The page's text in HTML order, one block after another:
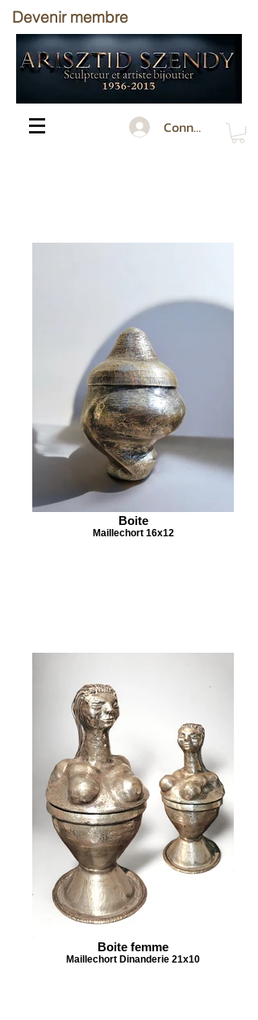
Devenir membre
Connecté
Boite
Maillechort 16x12
Boite femme
Maillechort Dinanderie 21x10